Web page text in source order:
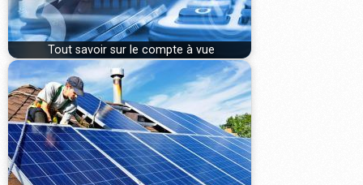
Tout savoir sur le compte à vue